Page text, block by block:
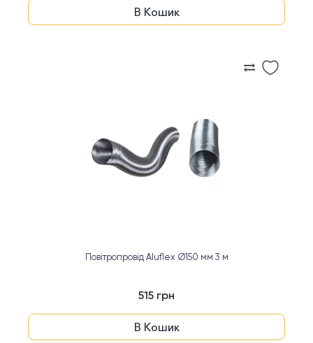
В Кошик
Повітропровід Aluflex Ø150 мм 3 м
515 грн
В Кошик